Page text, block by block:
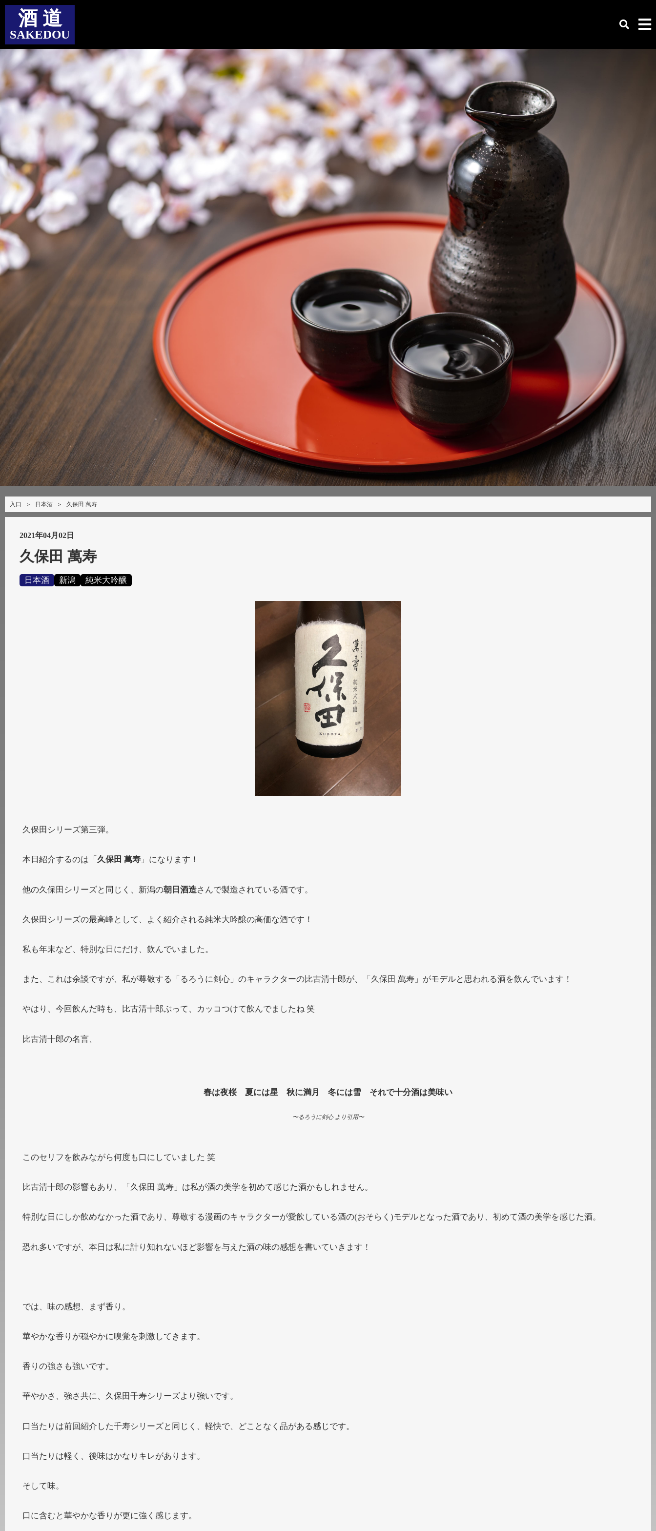
酒 道
SAKEDOU
入口 ＞ 日本酒 ＞ 久保田 萬寿
2021年04月02日
久保田 萬寿
日本酒 新潟 純米大吟醸
久保田シリーズ第三弾。
本日紹介するのは「 久保田 萬寿 」になります！
他の久保田シリーズと同じく、新潟の朝日酒造さんで製造されている酒です。
久保田シリーズの最高峰として、よく紹介される純米大吟醸の高価な酒です！
私も年末など、特別な日にだけ、飲んでいました。
また、これは余談ですが、私が尊敬する「るろうに剣心」のキャラクターの比古清十郎が、「久保田 萬寿」がモデルと思われる酒を飲んでいます！
やはり、今回飲んだ時も、比古清十郎ぶって、カッコつけて飲んでましたね 笑
比古清十郎の名言、
春は夜桜 夏には星 秋に満月 冬には雪 それで十分酒は美味い
〜るろうに剣心 より引用〜
このセリフを飲みながら何度も口にしていました 笑
比古清十郎の影響もあり、「久保田 萬寿」は私が酒の美学を初めて感じた酒かもしれません。
特別な日にしか飲めなかった酒であり、尊敬する漫画のキャラクターが愛飲している酒の(おそらく)モデルとなった酒であり、初めて酒の美学を感じた酒。
恐れ多いですが、本日は私に計り知れないほど影響を与えた酒の味の感想を書いていきます！
では、味の感想、まず香り。
華やかな香りが穏やかに嗅覚を刺激してきます。
香りの強さも強いです。
華やかさ、強さ共に、久保田千寿シリーズより強いです。
口当たりは前回紹介した千寿シリーズと同じく、軽快で、どことなく品がある感じです。
口当たりは軽く、後味はかなりキレがあります。
そして味。
口に含むと華やかな香りが更に強く感じます。